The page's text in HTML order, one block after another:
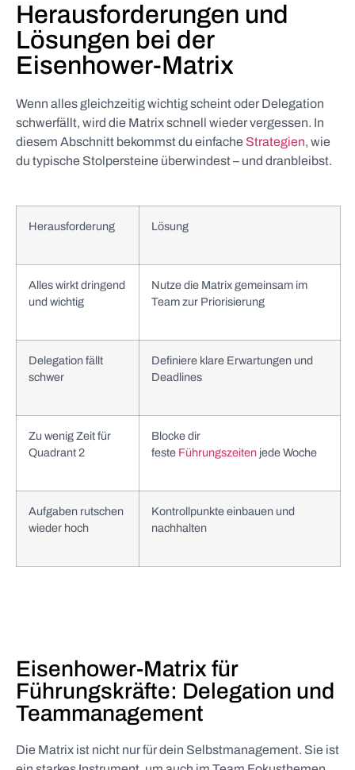
Herausforderungen und
Lösungen bei der
Eisenhower-Matrix
Wenn alles gleichzeitig wichtig scheint oder Delegation
schwerfällt, wird die Matrix schnell wieder vergessen. In
diesem Abschnitt bekommst du einfache Strategien, wie
du typische Stolpersteine überwindest – und dranbleibst.
Herausforderung Lösung
Alles wirkt dringend
und wichtig
Nutze die Matrix gemeinsam im
Team zur Priorisierung
Delegation fällt
schwer
Definiere klare Erwartungen und
Deadlines
Zu wenig Zeit für
Quadrant 2
Blocke dir
feste Führungszeiten jede Woche
Aufgaben rutschen
wieder hoch
Kontrollpunkte einbauen und
nachhalten
Eisenhower-Matrix für
Führungskräfte: Delegation und
Teammanagement
Die Matrix ist nicht nur für dein Selbstmanagement. Sie ist